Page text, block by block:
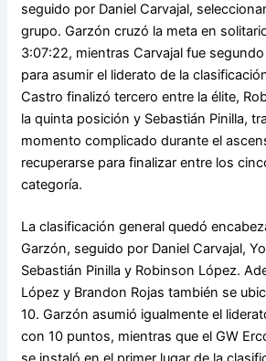
seguido por Daniel Carvajal,
grupo. Garzón cruzó la meta en
3:07:22, mientras Carvajal fue
para asumir el liderato de la
Castro finalizó tercero entre la élite,
la quinta posición y Sebastián Pinilla,
momento complicado durante el
recuperarse para finalizar entre los
categoría.
La clasificación general quedó
Garzón, seguido por Daniel Carvajal,
Sebastián Pinilla y Robinson López.
López y Brandon Rojas también se
10. Garzón asumió igualmente el
con 10 puntos, mientras que el GW